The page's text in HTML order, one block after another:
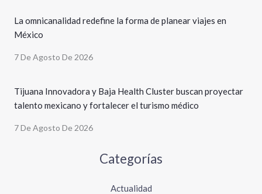
La omnicanalidad redefine la forma de planear viajes en
México
7 De Agosto De 2026
Tijuana Innovadora y Baja Health Cluster buscan proyectar
talento mexicano y fortalecer el turismo médico
7 De Agosto De 2026
Categorías
Actualidad